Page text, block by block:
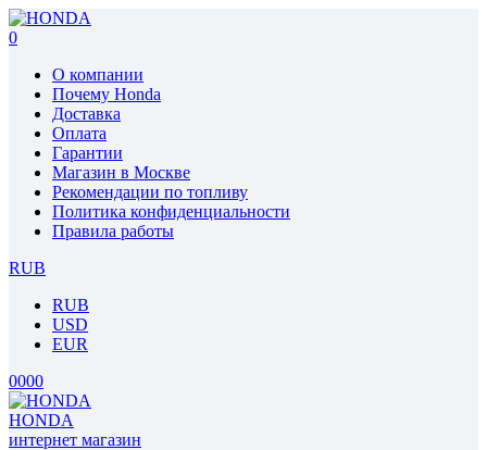
0
О компании
Почему Honda
Доставка
Оплата
Гарантии
Магазин в Москве
Рекомендации по топливу
Политика конфиденциальности
Правила работы
RUB
RUB
USD
EUR
0000
HONDA
интернет магазин